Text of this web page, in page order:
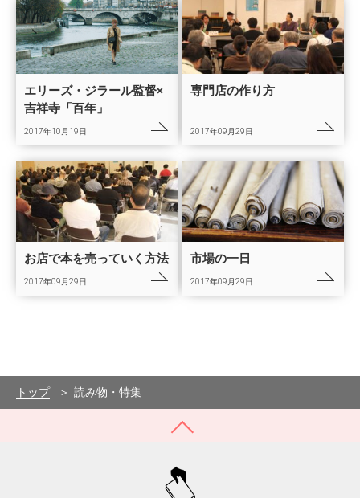
エリーズ・ジラール監督×
吉祥寺「百年」
2017年10月19日
専門店の作り方
2017年09月29日
お店で本を売っていく方法
2017年09月29日
市場の一日
2017年09月29日
トップ 読み物・特集